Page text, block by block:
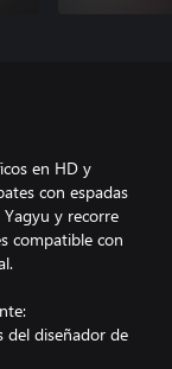
en HD y
con espadas
y recorre
compatible con
del diseñador de